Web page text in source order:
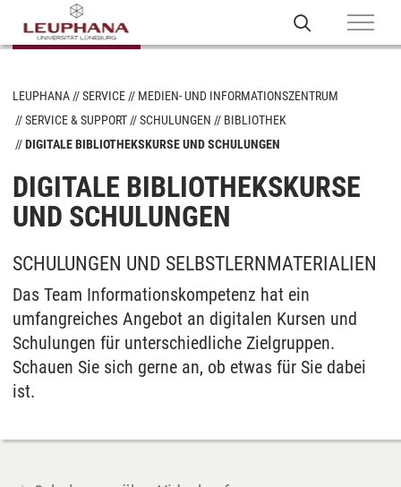
LEUPHANA SERVICE
MEDIEN- UND INFORMATIONSZENTRUM
SERVICE & SUPPORT
SCHULUNGEN
BIBLIOTHEK
DIGITALE BIBLIOTHEKSKURSE UND SCHULUNGEN
DIGITALE BIBLIOTHEKSKURSE
UND SCHULUNGEN
SCHULUNGEN UND SELBSTLERNMATERIALIEN
Das Team Informationskompetenz hat ein
umfangreiches Angebot an digitalen Kursen und
Schulungen für unterschiedliche Zielgruppen.
Schauen Sie sich gerne an, ob etwas für Sie dabei
ist.